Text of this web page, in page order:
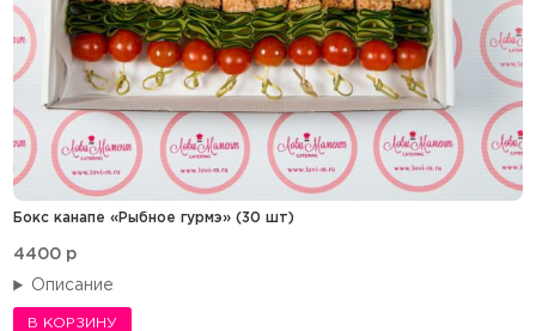
Бокс канапе «Рыбное гурмэ» (30 шт)
4400 p
Описание
В КОРЗИНУ